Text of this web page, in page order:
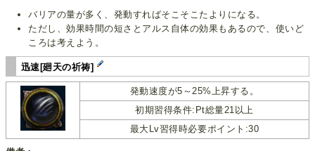
バリアの量が多く、発動すればそこそこたよりになる。
ただし、効果時間の短さとアルス自体の効果もあるので、使いど
ころは考えよう。
迅速[廻天の祈祷]
発動速度が5～25%上昇する。
初期習得条件:Pt総量21以上
最大Lv習得時必要ポイント:30